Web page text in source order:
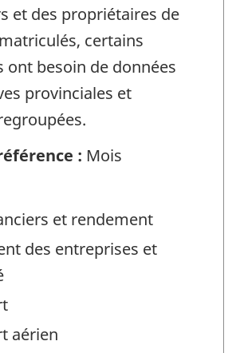
et des propriétaires de
certains
ont besoin de données
provinciales et
: Mois
et rendement
des entreprises et
aérien